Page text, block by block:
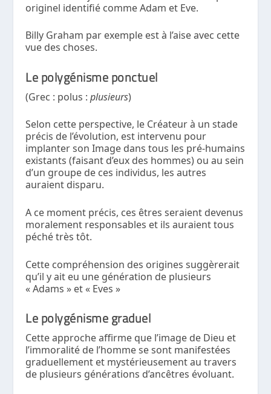
originel identifié comme Adam et Eve.
Billy Graham par exemple est à l’aise avec cette
vue des choses.
Le polygénisme ponctuel
(Grec : polus :plusieurs)
Selon cette perspective, le Créateur à un stade
précis de l’évolution, est intervenu pour
implanter son Image dans tous les pré-humains
existants (faisant d’eux des hommes) ou au sein
d’un groupe de ces individus, les autres
auraient disparu.
A ce moment précis, ces êtres seraient devenus
moralement responsables et ils auraient tous
péché très tôt.
Cette compréhension des origines suggèrerait
qu’il y ait eu une génération de plusieurs
« Adams » et « Eves »
Le polygénisme graduel
Cette approche affirme que l’image de Dieu et
l’immoralité de l’homme se sont manifestées
graduellement et mystérieusement au travers
de plusieurs générations d’ancêtres évoluant.